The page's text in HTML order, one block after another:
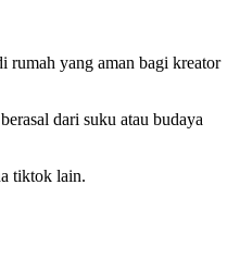
rumah yang aman bagi kreator
dari suku atau budaya
tiktok lain.